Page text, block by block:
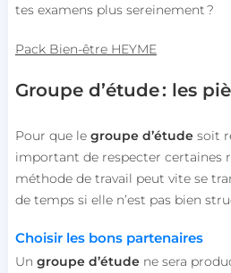
tes examens plus sereinement ?
Pack Bien-être HEYME
Groupe d’étude : les
Pour que le groupe d’étudesoit
important de respecter certaines
méthode de travail peut vite se
de temps si elle n’est pas bien
Choisir les bons partenaires
Un groupe d’étudene sera